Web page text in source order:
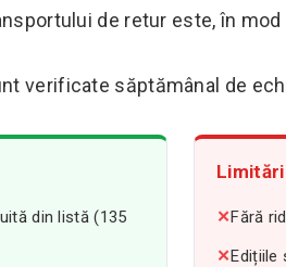
de retur este, în
verificate săptămânal de
din listă (135
✕Fără
✕Edițiile